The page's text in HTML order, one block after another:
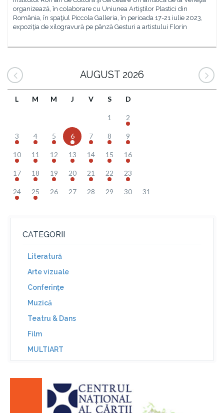
organizează, în colaborare cu Uniunea Artiştilor Plastici din
România, în spaţiul Piccola Galleria, în perioada 17-21 iulie 2023,
expoziţia de xilogravură pe pânză Gesturi a artistului Florin
AUGUST 2026
L M M J V S D
1 2
3 4 5 6 7 8 9
10 11 12 13 14 15 16
17 18 19 20 21 22 23
24 25 26 27 28 29 30 31
CATEGORII
Literatură
Arte vizuale
Conferinţe
Muzică
Teatru & Dans
Film
MULTIART